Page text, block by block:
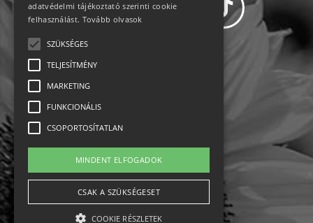
Impresszum-kapcsolat
Jogi nyilatkozat
Rólunk
adatvédelmi tájékoztató szerinti cookie
felhasználást. Tovább olvasok
SZÜKSÉGES
TELJESÍTMÉNY
MARKETING
FUNKCIONÁLIS
CSOPORTOSÍTATLAN
MINDENT ELFOGADOK
CSAK A SZÜKSÉGESET
COOKIE RÉSZLETEK